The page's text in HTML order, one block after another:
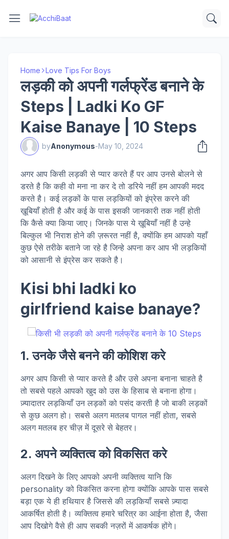
Home Love Tips For Boys
लड़की को अपनी गर्लफ्रेंड बनाने के
Steps | Ladki Ko GF
Kaise Banaye | 10 Steps
byAnonymous-May 10, 2024
अगर आप किसी लड़की से प्यार करते हैं पर आप उनसे बोलने से
डरते है कि कही वो मना ना कर दे तो डरिये नहीं हम आपकी मदद
करते है। कई लड़कों के पास लड़कियों को इंप्रेस करने की
ख़ूबियाँ होती है और कई के पास इसकी जानकारी तक नहीं होती
कि कैसे क्या किया जाए। जिनके पास ये ख़ूबियाँ नहीं है उन्हे
बिल्कुल भी निराश होने की ज़रूरत नहीं है, क्योंकि हम आपको यहाँ
कुछ ऐसे तरीके बताने जा रहे है जिन्हे अपना कर आप भी लड़कियों
को आसानी से इंप्रेस कर सकते है।
Kisi bhi ladki ko
girlfriend kaise banaye?
1. उनके जैसे बनने की कोशिश करे
अगर आप किसी से प्यार करते है और उसे अपना बनाना चाहते है
तो सबसे पहले आपको खुद को उस के हिसाब से बनाना होगा।
ज़्यादातर लड़कियाँ उन लड़कों को पसंद करती है जो बाकी लड़कों
से कुछ अलग हो। सबसे अलग मतलब पागल नहीं होता, सबसे
अलग मतलब हर चीज़ में दूसरे से बेहतर।
2. अपने व्यक्तित्व को विकसित करे
अलग दिखने के लिए आपको अपनी व्यक्तित्व यानि कि
personality को विकसित करना होगा क्योंकि आपके पास सबसे
बड़ा एक ये ही हथियार है जिससे की लड़कियाँ सबसे ज़्यादा
आकर्षित होती है। व्यक्तित्व हमारे चरित्र का आईना होता है, जैसा
आप दिखोगे वैसे ही आप सबकी नज़रों में आकर्षक होंगे।